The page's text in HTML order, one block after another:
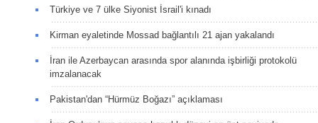
Türkiye ve 7 ülke Siyonist İsrail'i kınadı
Kirman eyaletinde Mossad bağlantılı 21 ajan yakalandı
İran ile Azerbaycan arasında spor alanında işbirliği protokolü
imzalanacak
Pakistan'dan “Hürmüz Boğazı” açıklaması